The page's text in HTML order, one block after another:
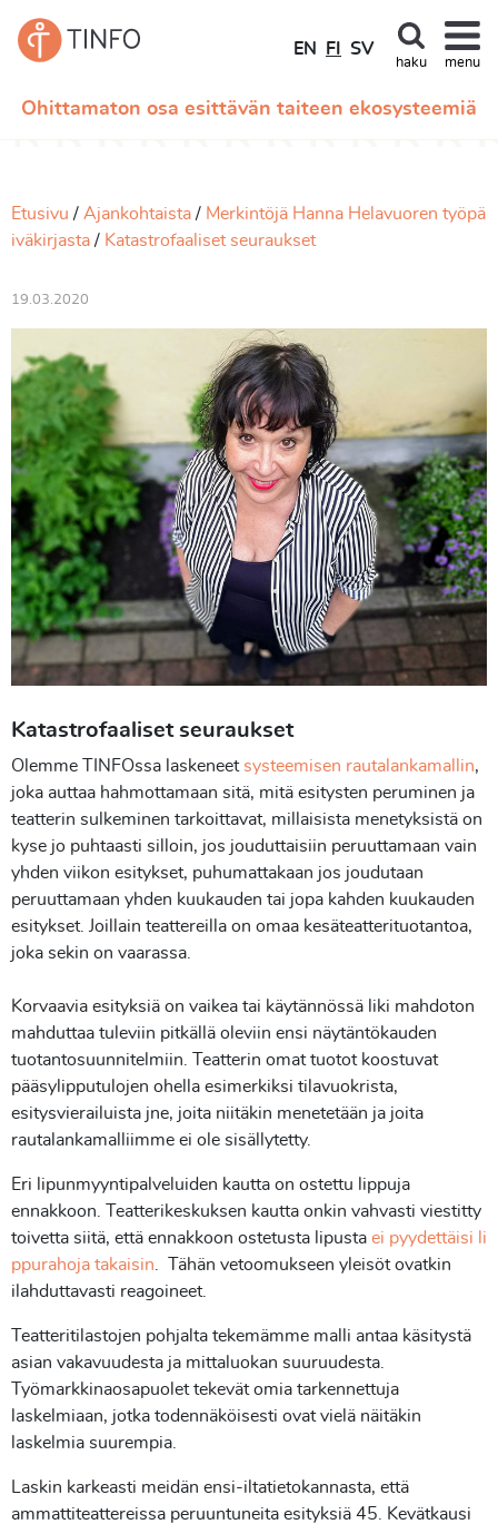
Ohittamaton osa esittävän taiteen ekosysteemiä
EN FI SV
haku menu
Etusivu Ajankohtaista
Merkintöjä Hanna Helavuoren työpä
iväkirjasta
Katastrofaaliset seuraukset
19.03.2020
Katastrofaaliset seuraukset
Olemme TINFOssa laskeneetsysteemisen rautalankamallin,
joka auttaa hahmottamaan sitä, mitä esitysten peruminen ja
teatterin sulkeminen tarkoittavat, millaisista menetyksistä on
kyse jo puhtaasti silloin, jos jouduttaisiin peruuttamaan vain
yhden viikon esitykset, puhumattakaan jos joudutaan
peruuttamaan yhden kuukauden tai jopa kahden kuukauden
esitykset. Joillain teattereilla on omaa kesäteatterituotantoa,
joka sekin on vaarassa.
Korvaavia esityksiä on vaikea tai käytännössä liki mahdoton
mahduttaa tuleviin pitkällä oleviin ensi näytäntökauden
tuotantosuunnitelmiin. Teatterin omat tuotot koostuvat
pääsylipputulojen ohella esimerkiksi tilavuokrista,
esitysvierailuista jne, joita niitäkin menetetään ja joita
rautalankamalliimme ei ole sisällytetty.
Eri lipunmyyntipalveluiden kautta on ostettu lippuja
ennakkoon. Teatterikeskuksen kautta onkin vahvasti viestitty
toivetta siitä, että ennakkoon ostetusta lipusta ei pyydettäisi li
ppurahoja takaisin . Tähän vetoomukseen yleisöt ovatkin
ilahduttavasti reagoineet.
Teatteritilastojen pohjalta tekemämme malli antaa käsitystä
asian vakavuudesta ja mittaluokan suuruudesta.
Työmarkkinaosapuolet tekevät omia tarkennettuja
laskelmiaan, jotka todennäköisesti ovat vielä näitäkin
laskelmia suurempia.
Laskin karkeasti meidän ensi-iltatietokannasta, että
ammattiteattereissa peruuntuneita esityksiä 45. Kevätkausi